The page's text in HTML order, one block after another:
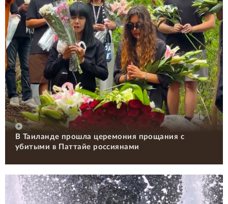
В Таиланде прошла церемония прощания с
убитыми в Паттайе россиянами